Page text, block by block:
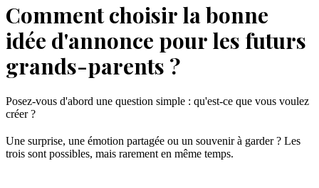
Comment choisir la bonne
idée d'annonce pour les futurs
grands-parents ?
Posez-vous d'abord une question simple : qu'est-ce que vous voulez
créer ?
Une surprise, une émotion partagée ou un souvenir à garder ? Les
trois sont possibles, mais rarement en même temps.